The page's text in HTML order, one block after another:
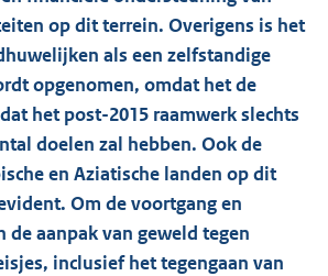
op dit terrein. Overigens is het
als een zelfstandige
opgenomen, omdat het de
het post-2015 raamwerk slechts
doelen zal hebben. Ook de
en Aziatische landen op dit
Om de voortgang en
aanpak van geweld tegen
inclusief het tegengaan van